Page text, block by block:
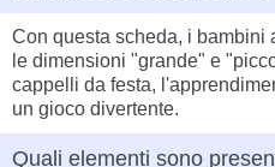
Con questa scheda, i bambini
le dimensioni "grande" e
cappelli da festa,
un gioco divertente.
Quali elementi sono